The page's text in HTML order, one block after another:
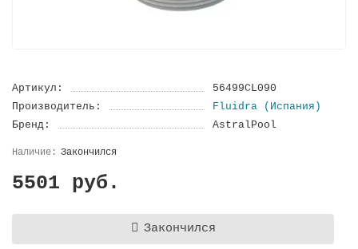
Артикул:
56499CL090
Производитель:
Fluidra (Испания)
Бренд:
AstralPool
Закончился
5501 руб.
Закончился